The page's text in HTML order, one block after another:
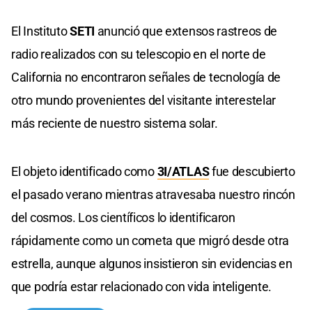
El InstitutoSETI anunció que extensos rastreos de
radio realizados con su telescopio en el norte de
California no encontraron señales de tecnología de
otro mundo provenientes del visitante interestelar
más reciente de nuestro sistema solar.
El objeto identificado como3I/ATLASfue descubierto
el pasado verano mientras atravesaba nuestro rincón
del cosmos. Los científicos lo identificaron
rápidamente como un cometa que migró desde otra
estrella, aunque algunos insistieron sin evidencias en
que podría estar relacionado con vida inteligente.